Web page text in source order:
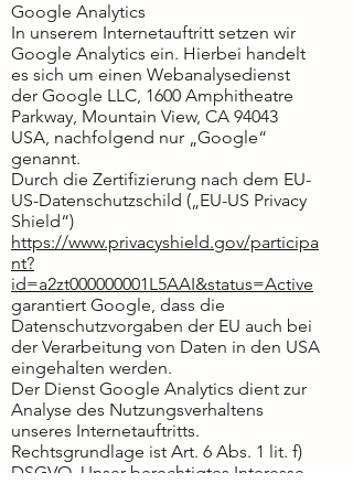
Google Analytics
In unserem Internetauftritt setzen wir
Google Analytics ein. Hierbei handelt
es sich um einen Webanalysedienst
der Google LLC, 1600 Amphitheatre
Parkway, Mountain View, CA 94043
USA, nachfolgend nur „Google“
genannt.
Durch die Zertifizierung nach dem EU-
US-Datenschutzschild („EU-US Privacy
Shield“)
https://www.privacyshield.gov/participa
nt?
id=a2zt000000001L5AAI&status=Active
garantiert Google, dass die
Datenschutzvorgaben der EU auch bei
der Verarbeitung von Daten in den USA
eingehalten werden.
Der Dienst Google Analytics dient zur
Analyse des Nutzungsverhaltens
unseres Internetauftritts.
Rechtsgrundlage ist Art. 6 Abs. 1 lit. f)
DSGVO. Unser berechtigtes Interesse